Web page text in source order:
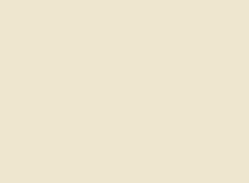
aktives Scannen nach bestimmten
wie Ihre persönlichen Daten